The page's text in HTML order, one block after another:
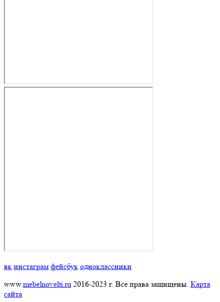
вк инстаграм фейсбук одноклассники
www.mebelnovelti.ru 2016-2023 г. Все права защищены. Карта
сайта